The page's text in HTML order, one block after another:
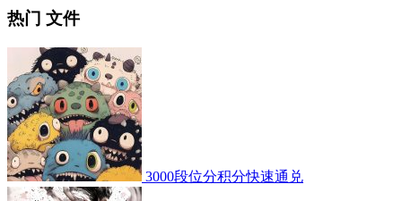
热门 文件
3000段位分积分快速通兑